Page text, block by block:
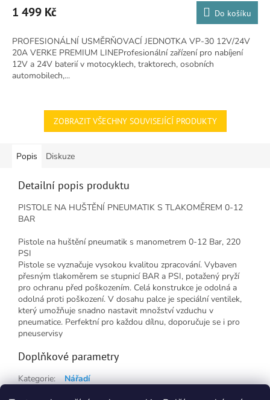
produktu
je
z
5
hvězdiček.
1 499 Kč Do košíku
PROFESIONÁLNÍ USMĚRŇOVACÍ JEDNOTKA VP-30 12V/24V
20A VERKE PREMIUM LINEProfesionální zařízení pro nabíjení
12V a 24V baterií v motocyklech, traktorech, osobních
automobilech,...
ZOBRAZIT VŠECHNY SOUVISEJÍCÍ PRODUKTY
Popis Diskuze
Detailní popis produktu
PISTOLE NA HUŠTĚNÍ PNEUMATIK S TLAKOMĚREM 0-12
BAR
Pistole na huštění pneumatik s manometrem 0-12 Bar, 220
PSI
Pistole se vyznačuje vysokou kvalitou zpracování. Vybaven
přesným tlakoměrem se stupnicí BAR a PSI, potažený pryží
pro ochranu před poškozením. Celá konstrukce je odolná a
odolná proti poškození. V dosahu palce je speciální ventilek,
který umožňuje snadno nastavit množství vzduchu v
pneumatice. Perfektní pro každou dílnu, doporučuje se i pro
pneuservisy
Doplňkové parametry
Kategorie:
Nářadí